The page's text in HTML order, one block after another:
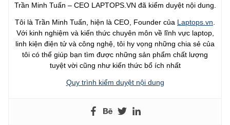
Trần Minh Tuấn – CEO LAPTOPS.VN đã kiểm duyệt nội dung.
Tôi là Trần Minh Tuấn, hiện là CEO, Founder của Laptops.vn
Với kinh nghiệm và kiến thức chuyên môn về lĩnh vực laptop,
linh kiện điện tử và công nghệ, tôi hy vọng những chia sẻ của
tôi có thể giúp bạn tìm được những sản phẩm chất lượng
tuyệt vời cũng như kiến thức bổ ích nhất
Quy trình kiểm duyệt nội dung